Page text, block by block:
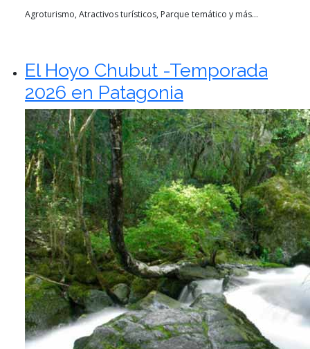
Agroturismo, Atractivos turísticos, Parque temático y más...
El Hoyo Chubut -Temporada
2026 en Patagonia